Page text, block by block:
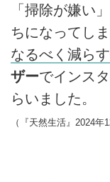
「掃除が嫌い
ちになってし
なるべく減ら
ザーでインス
らいました。
（『天然生活』2024年